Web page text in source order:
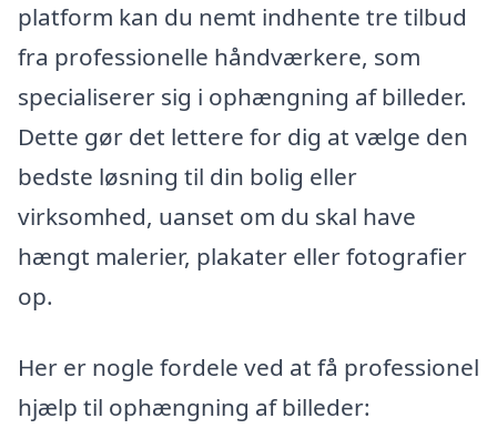
platform kan du nemt indhente tre tilbud
fra professionelle håndværkere, som
specialiserer sig i ophængning af billeder.
Dette gør det lettere for dig at vælge den
bedste løsning til din bolig eller
virksomhed, uanset om du skal have
hængt malerier, plakater eller fotografier
op.
Her er nogle fordele ved at få professionel
hjælp til ophængning af billeder: